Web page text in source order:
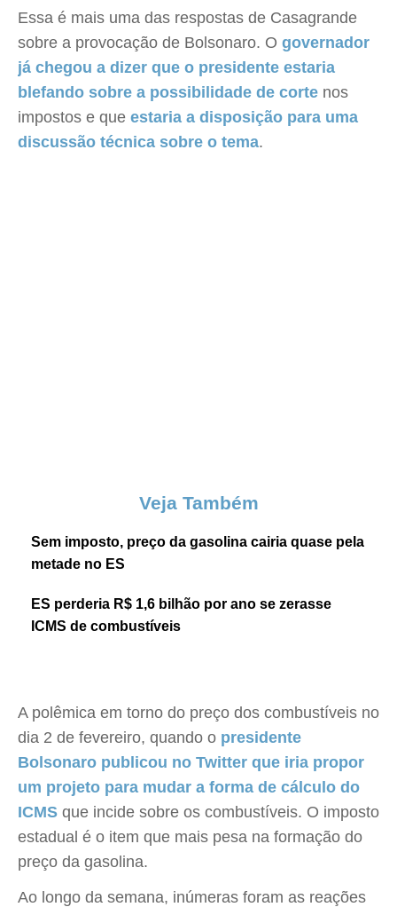
Essa é mais uma das respostas de Casagrande
sobre a provocação de Bolsonaro. O governador
já chegou a dizer que o presidente estaria
blefando sobre a possibilidade de corte nos
impostos e que estaria a disposição para uma
discussão técnica sobre o tema.
Veja Também
Sem imposto, preço da gasolina cairia quase pela
metade no ES
ES perderia R$ 1,6 bilhão por ano se zerasse
ICMS de combustíveis
A polêmica em torno do preço dos combustíveis no
dia 2 de fevereiro, quando o presidente
Bolsonaro publicou no Twitter que iria propor
um projeto para mudar a forma de cálculo do
ICMS que incide sobre os combustíveis. O imposto
estadual é o item que mais pesa na formação do
preço da gasolina.
Ao longo da semana, inúmeras foram as reações